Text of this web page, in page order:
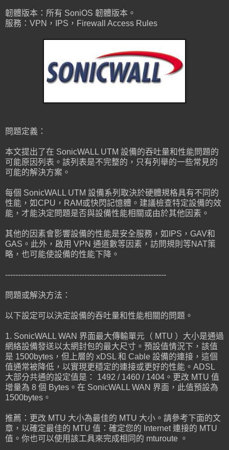
韌體版本：所有 SoniOS 韌體版本。
服務：VPN，IPS，Firewall Access Rules
問題定義：
本文提出了在 SonicWALL UTM 設備的吞吐量和性能問題的
可能原因列表。該列表是不完整的，只有列舉的一些常見的
可能的解決方案。
每個 SonicWALL UTM 設備系列取決於硬體規格具有不同的
性能，如CPU，RAM或快閃記憶體。建議檢查特定設備的效
能，才能決定問題是否與設備性能相關或由於其他因素。
其他的因素會影響設備的性能是安全服務，如IPS，GAV和
GAS。此外，啟用 VPN 通道數等因素，訪問規則等NAT策
略，也可能使設備的性能下降。
---------------------------------------------------------------
問題或解決方法：
以下設定可以決定設備的吞吐量和性能相關的問題。
1. SonicWALL WAN 界面最大傳輸單元（ MTU ）大小是通過
網絡設備發送以太網封包的最大尺寸。預設值情況下，該值
是 1500bytes，但上層的 xDSL 和 Cable 設備的連接，這個
值通常被降低，以實現更穩定的連接或更好的性能。ADSL
大部分共通的設定值是： 1492 / 1460 / 1404。更改 MTU 值
增量為 8 個 Bytes。在 SonicWALL WAN 界面，此值預設為
1500bytes。
推薦：更改 MTU 大小為最佳的 MTU 大小。請參考下面的文
章，以確定最佳的 MTU 值：確定您的 Internet 連接的 MTU
值。你也可以使用該工具來完成相同的 mturoute 。